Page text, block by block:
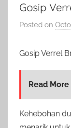
Gosip
Posted on
Gosip Verrel
Read More
Kehebohan